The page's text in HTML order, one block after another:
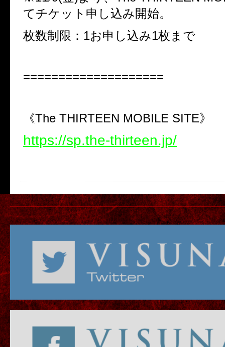
てチケット申し込み開始。
枚数制限：1お申し込み1枚まで
====================
《The THIRTEEN MOBILE SITE》
https://sp.the-thirteen.jp/